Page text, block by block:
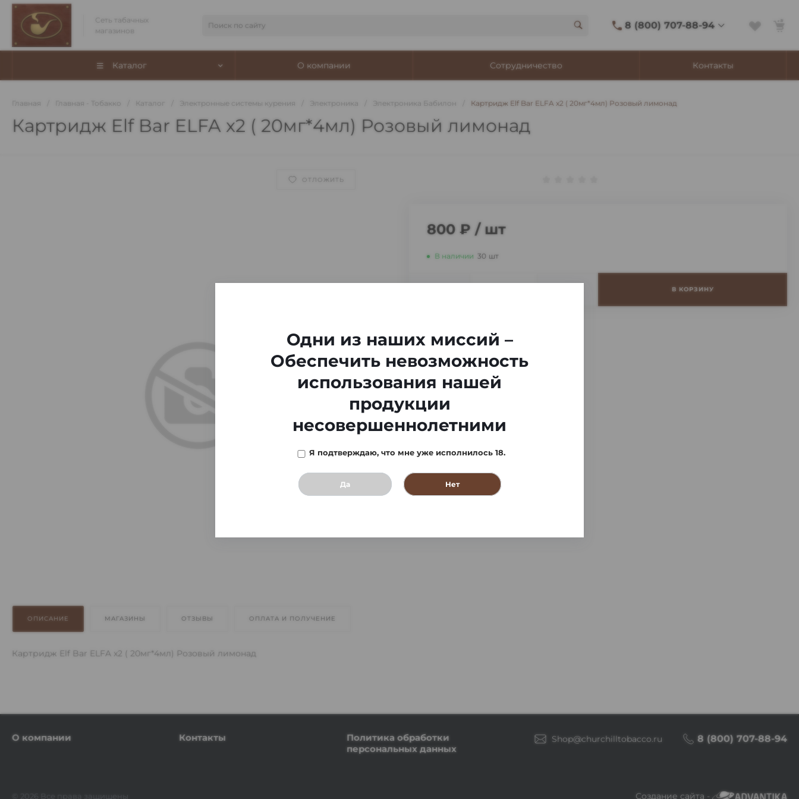
Сеть табачных
магазинов
8 (800) 707-88-94
8 (800) 707-88-94
Адмирала Фокина, 8
Сигаретный лаунж
Каталог О компании Сотрудничество Контакты
Главная Главная - Тобакко Каталог Электронные системы курения Электроника Электроника Бабилон Картридж Elf Bar ELFA x2 ( 20мг*4мл) Розовый лимонад
Картридж Elf Bar ELFA x2 ( 20мг*4мл) Розовый лимонад
ОТЛОЖИТЬ
800 ₽ / шт
В наличии 30 шт
В КОРЗИНУ
ОПИСАНИЕ МАГАЗИНЫ ОТЗЫВЫ ОПЛАТА И ПОЛУЧЕНИЕ
Картридж Elf Bar ELFA x2 ( 20мг*4мл) Розовый лимонад
О компании Контакты
Политика обработки
персональных данных
Shop@churchilltobacco.ru 8 (800) 707-88-94
© 2026 Все права защищены Создание сайта -
Одни из наших миссий –
Обеспечить невозможность
использования нашей
продукции
несовершеннолетними
Я подтверждаю, что мне уже исполнилось 18.
Да Нет